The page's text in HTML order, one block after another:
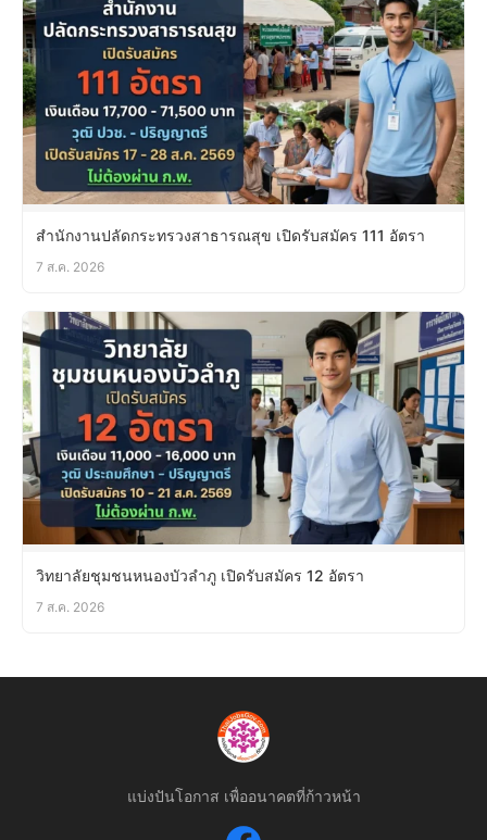
สำนักงานปลัดกระทรวงสาธารณสุข เปิดรับสมัคร 111 อัตรา
7 ส.ค. 2026
วิทยาลัยชุมชนหนองบัวลำภู เปิดรับสมัคร 12 อัตรา
7 ส.ค. 2026
แบ่งปันโอกาส เพื่ออนาคตที่ก้าวหน้า